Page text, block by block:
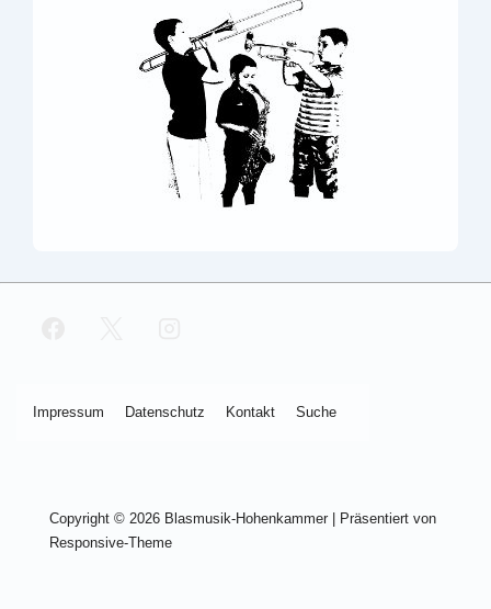
Footer-
Impres­sum Daten­schutz Kon­takt Suche
Copyright © 2026 Blasmusik-Hohenkammer
| Präsentiert von
Responsive-Theme